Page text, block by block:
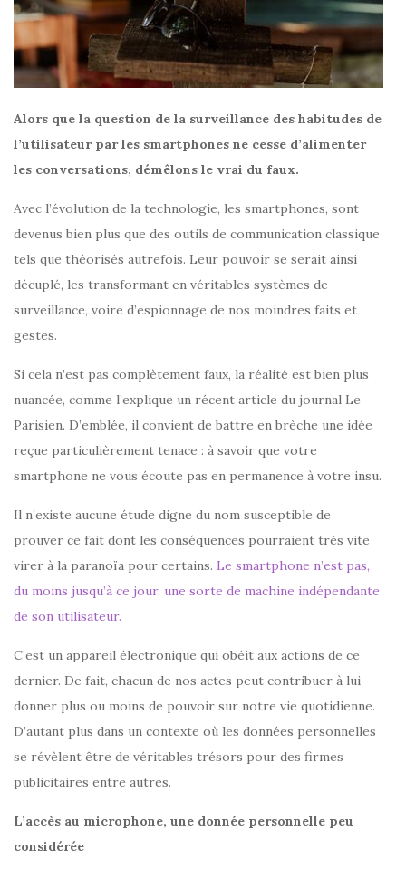
Alors que la question de la surveillance des habitudes de
l’utilisateur par les smartphones ne cesse d’alimenter
les conversations, démêlons le vrai du faux.
Avec l’évolution de la technologie, les smartphones, sont
devenus bien plus que des outils de communication classique
tels que théorisés autrefois. Leur pouvoir se serait ainsi
décuplé, les transformant en véritables systèmes de
surveillance, voire d’espionnage de nos moindres faits et
gestes.
Si cela n’est pas complètement faux, la réalité est bien plus
nuancée, comme l’explique un récent article du journal Le
Parisien. D’emblée, il convient de battre en brèche une idée
reçue particulièrement tenace : à savoir que votre
smartphone ne vous écoute pas en permanence à votre insu.
Il n’existe aucune étude digne du nom susceptible de
prouver ce fait dont les conséquences pourraient très vite
virer à la paranoïa pour certains. Le smartphone n’est pas,
du moins jusqu’à ce jour, une sorte de machine indépendante
de son utilisateur.
C’est un appareil électronique qui obéit aux actions de ce
dernier. De fait, chacun de nos actes peut contribuer à lui
donner plus ou moins de pouvoir sur notre vie quotidienne.
D’autant plus dans un contexte où les données personnelles
se révèlent être de véritables trésors pour des firmes
publicitaires entre autres.
L’accès au microphone, une donnée personnelle peu
considérée